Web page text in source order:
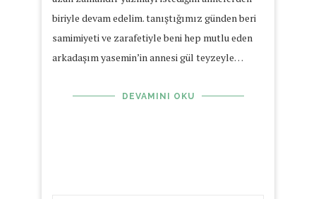
biriyle devam edelim. tanıştığımız günden beri
samimiyeti ve zarafetiyle beni hep mutlu eden
arkadaşım yasemin’in annesi gül teyzeyle…
DEVAMINI OKU